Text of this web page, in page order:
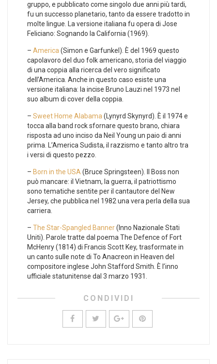
gruppo, e pubblicato come singolo due anni più tardi,
fu un successo planetario, tanto da essere tradotto in
molte lingue. La versione italiana fu opera di Jose
Feliciano: Sognando la California (1969).
– America(Simon e Garfunkel). È del 1969 questo
capolavoro del duo folk americano, storia del viaggio
di una coppia alla ricerca del vero significato
dell’America. Anche in questo caso esiste una
versione italiana: la incise Bruno Lauzi nel 1973 nel
suo album di cover della coppia.
– Sweet Home Alabama(Lynyrd Skynyrd). È il 1974 e
tocca alla band rock sfornare questo brano, chiara
risposta ad uno inciso da Neil Young un paio di anni
prima. L’America Sudista, il razzismo e tanto altro tra
i versi di questo pezzo.
– Born in the USA(Bruce Springsteen). Il Boss non
può mancare: il Vietnam, la guerra, il patriottismo
sono tematiche sentite per il cantautore del New
Jersey, che pubblica nel 1982 una vera perla della sua
carriera.
– The Star-Spangled Banner(Inno Nazionale Stati
Uniti). Parole tratte dal poema The Defence of Fort
McHenry (1814) di Francis Scott Key, trasformate in
un canto sulle note di To Anacreon in Heaven del
compositore inglese John Stafford Smith. È l’inno
ufficiale statunitense dal 3 marzo 1931.
CONDIVIDI